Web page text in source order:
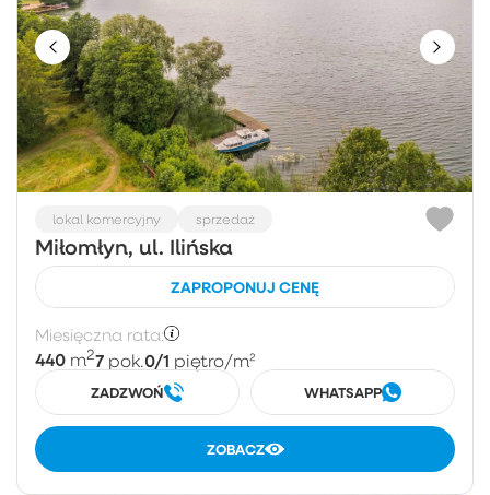
lokal komercyjny sprzedaż
Miłomłyn, ul. Ilińska
ZAPROPONUJ CENĘ
Miesięczna rata:
440 m27 pok.0/1 piętro/m²
ZADZWOŃ WHATSAPP
ZOBACZ